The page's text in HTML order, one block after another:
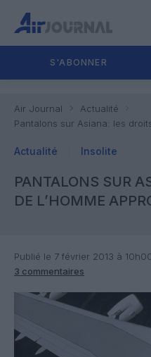
S'ABONNER
Air Journal
Actualité
Pantalons sur Asiana: les
Actualité Insolite
PANTALONS SUR
DE L’HOMME
Publié le 7 février 2013 à
3 commentaires